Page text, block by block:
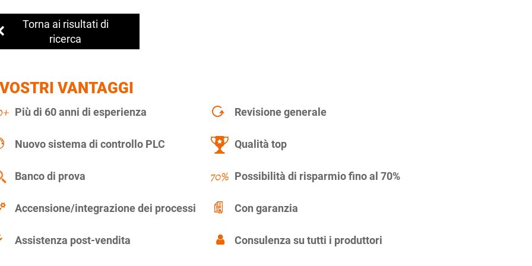
Torna ai risultati di
ricerca
VANTAGGI
Più di 60 anni di esperienza Revisione generale
Nuovo sistema di controllo PLC Qualità top
Banco di prova Possibilità di risparmio fino al 70%
Accensione/integrazione dei processi Con garanzia
Assistenza post-vendita Consulenza su tutti i produttori